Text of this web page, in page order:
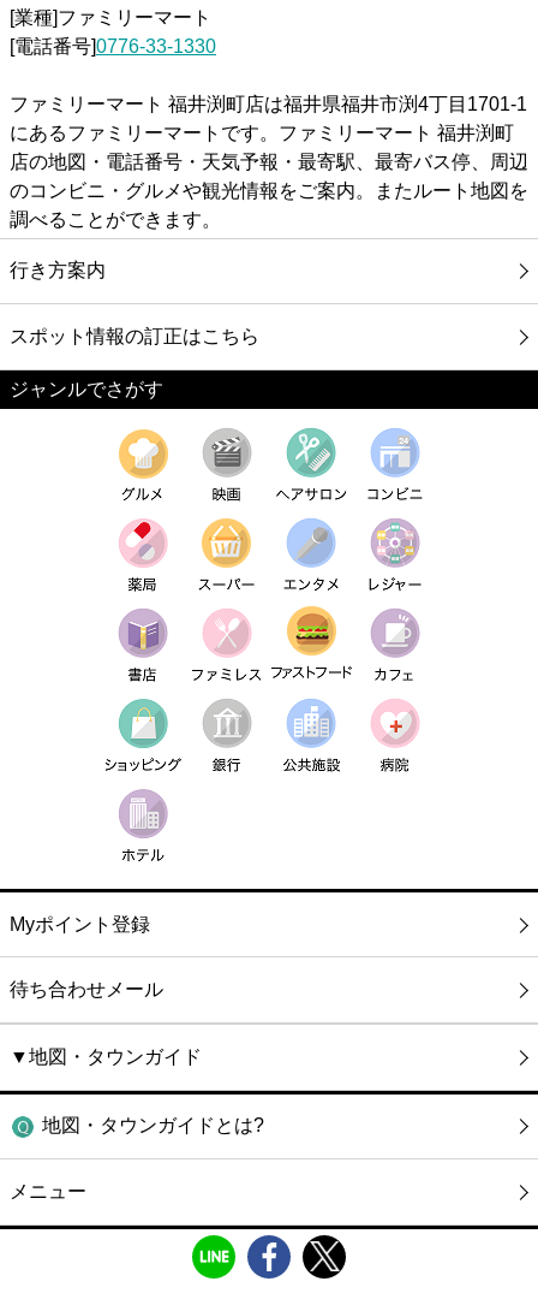
[業種]ファミリーマート
[電話番号]0776-33-1330
ファミリーマート 福井渕町店は福井県福井市渕4丁目1701-1
にあるファミリーマートです。ファミリーマート 福井渕町
店の地図・電話番号・天気予報・最寄駅、最寄バス停、周辺
のコンビニ・グルメや観光情報をご案内。またルート地図を
調べることができます。
行き方案内
スポット情報の訂正はこちら
ジャンルでさがす
Myポイント登録
待ち合わせメール
▼地図・タウンガイド
地図・タウンガイドとは?
メニュー